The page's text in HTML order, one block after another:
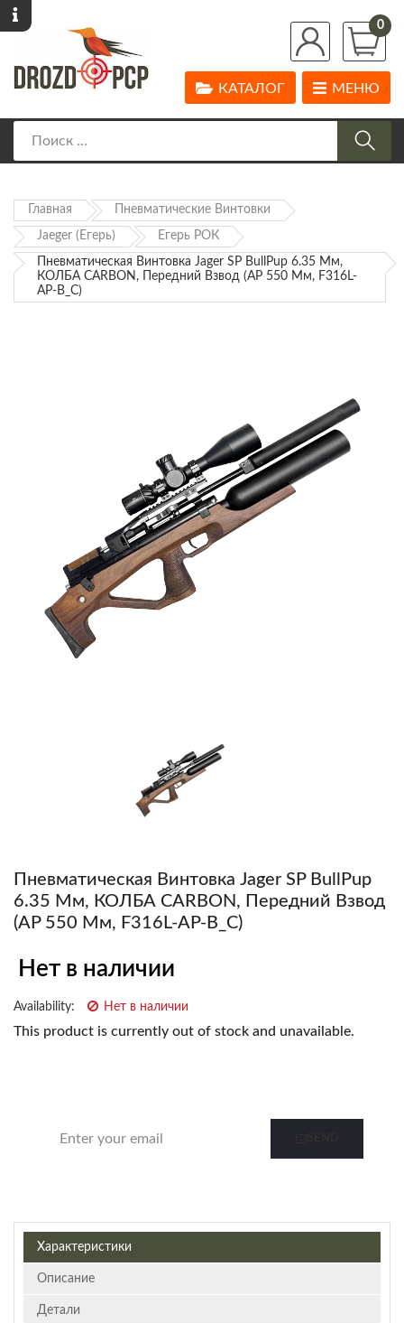
0
МЕНЮ
КАТАЛОГ
Главная Пневматические Винтовки
Jaeger (Егерь) Егерь РОК
Пневматическая Винтовка Jager SP BullPup 6.35 Мм,
КОЛБА CARBON, Передний Взвод (AP 550 Мм, F316L-
AP-B_C)
Пневматическая Винтовка Jager SP BullPup
6.35 Мм, КОЛБА CARBON, Передний Взвод
(AP 550 Мм, F316L-AP-B_C)
Нет в наличии
Availability: Нет в наличии
This product is currently out of stock and unavailable.
Характеристики
Описание
Детали